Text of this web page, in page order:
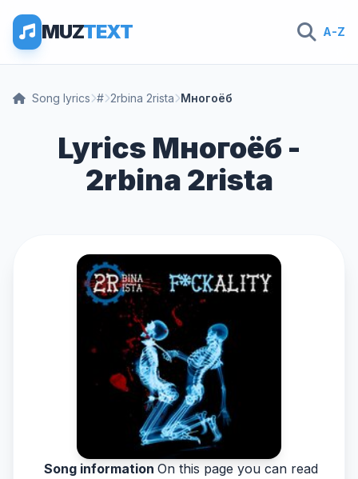
MUZTEXT A-Z
Song lyrics # 2rbina 2rista Многоёб
Lyrics Многоёб -
2rbina 2rista
Song information On this page you can read